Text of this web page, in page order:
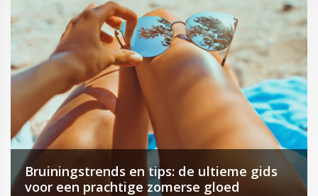
Bruiningstrends en tips: de ultieme gids
voor een prachtige zomerse gloed